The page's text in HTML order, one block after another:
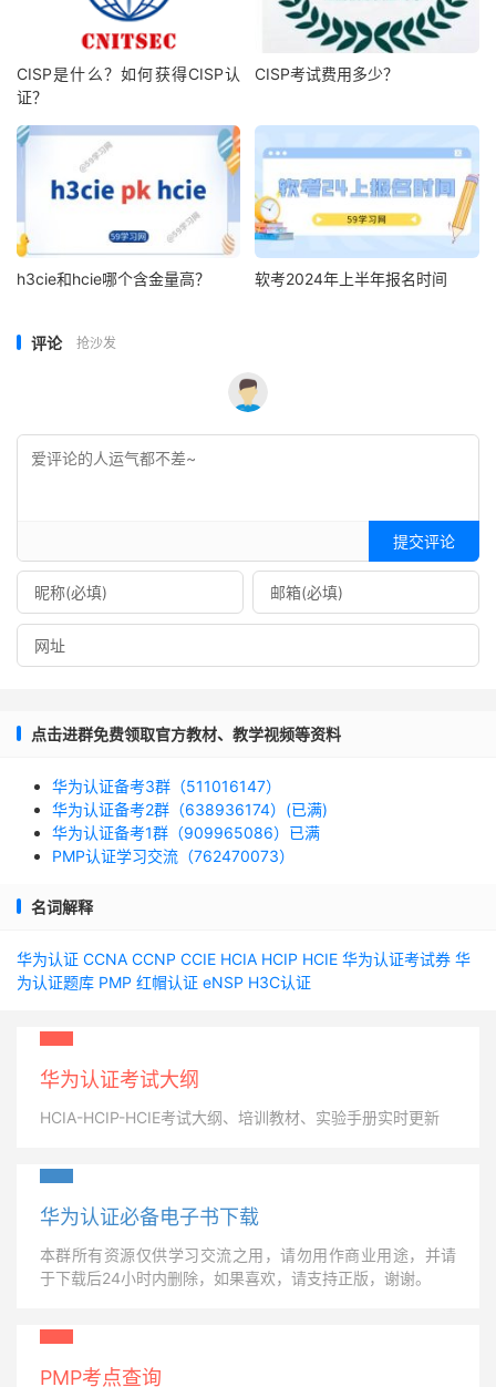
CISP是什么？如何获得CISP认
证？
CISP考试费用多少？
h3cie和hcie哪个含金量高？ 软考2024年上半年报名时间
评论 抢沙发
提交评论
点击进群免费领取官方教材、教学视频等资料
华为认证备考3群（511016147）
华为认证备考2群（638936174）(已满)
华为认证备考1群（909965086）已满
PMP认证学习交流（762470073）
名词解释
华为认证 CCNA CCNP CCIE HCIA HCIP HCIE 华为认证考试券 华
为认证题库 PMP 红帽认证 eNSP H3C认证
华为认证考试大纲
HCIA-HCIP-HCIE考试大纲、培训教材、实验手册实时更新
华为认证必备电子书下载
本群所有资源仅供学习交流之用，请勿用作商业用途，并请
于下载后24小时内删除，如果喜欢，请支持正版，谢谢。
PMP考点查询